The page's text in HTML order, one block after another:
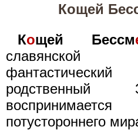
Кощей
Кощей Бессм
потустороннего